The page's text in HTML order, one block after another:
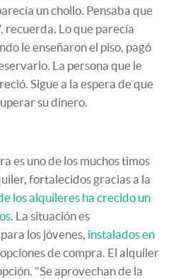
un chollo. Pensaba que
recuerda. Lo que parecía
le enseñaron el piso, pagó
La persona que le
Sigue a la espera de que
su dinero.
es uno de los muchos timos
fortalecidos gracias a la
los alquileres ha crecido un
. La situación es
los jóvenes, instalados en
de compra. El alquiler
"Se aprovechan de la